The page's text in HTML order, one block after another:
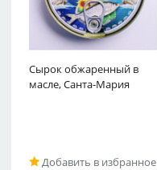
Сырок обжаренный в
масле, Санта-Мария
Добавить в избранное